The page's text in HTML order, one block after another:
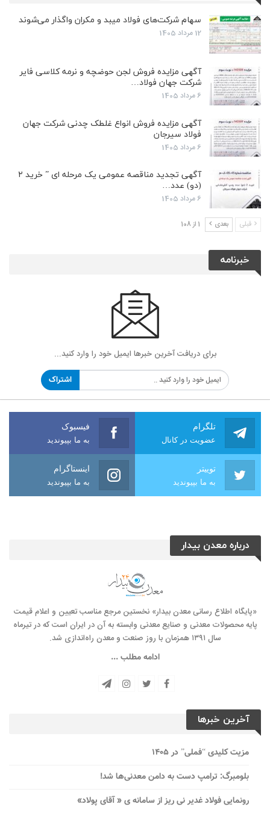
سهام شرکت‌های فولاد میبد و مکران واگذار می‌شوند
12 مرداد 1405
آگهی مزایده فروش لجن حوضچه و نرمه کلاسی فایر
شرکت جهان فولاد…
6 مرداد 1405
آگهی مزایده فروش انواع غلطک چدنی شرکت جهان
فولاد سیرجان
6 مرداد 1405
آگهی تجدید مناقصه عمومی یک مرحله ای ” خرید ۲
(دو) عدد…
6 مرداد 1405
قبلی بعدی 1 از 108
خبرنامه
برای دریافت آخرین خبرها ایمیل خود را وارد کنید...
اشتراک
تلگرام
عضویت در کانال
فیسبوک
به ما بپیوندید
توییتر
به ما بپیوندید
اینستاگرام
به ما بپیوندید
درباره معدن بیدار
«پایگاه اطلاع رسانی معدن بیدار» نخستین مرجع مناسب تعیین و اعلام قیمت
پایه محصولات معدنی و صنایع معدنی وابسته به آن در ایران است که در تیرماه
سال ۱۳۹۱ همزمان با روز صنعت و معدن راه‌‌اندازی شد.
ادامه مطلب ...
آخرین خبرها
مزیت کلیدی “فملی” در ۱۴۰۵
بلومبرگ: ترامپ دست به دامن معدنی‌ها شد!
رونمایی فولاد غدیر نی ریز از سامانه ی « آقای پولاد»